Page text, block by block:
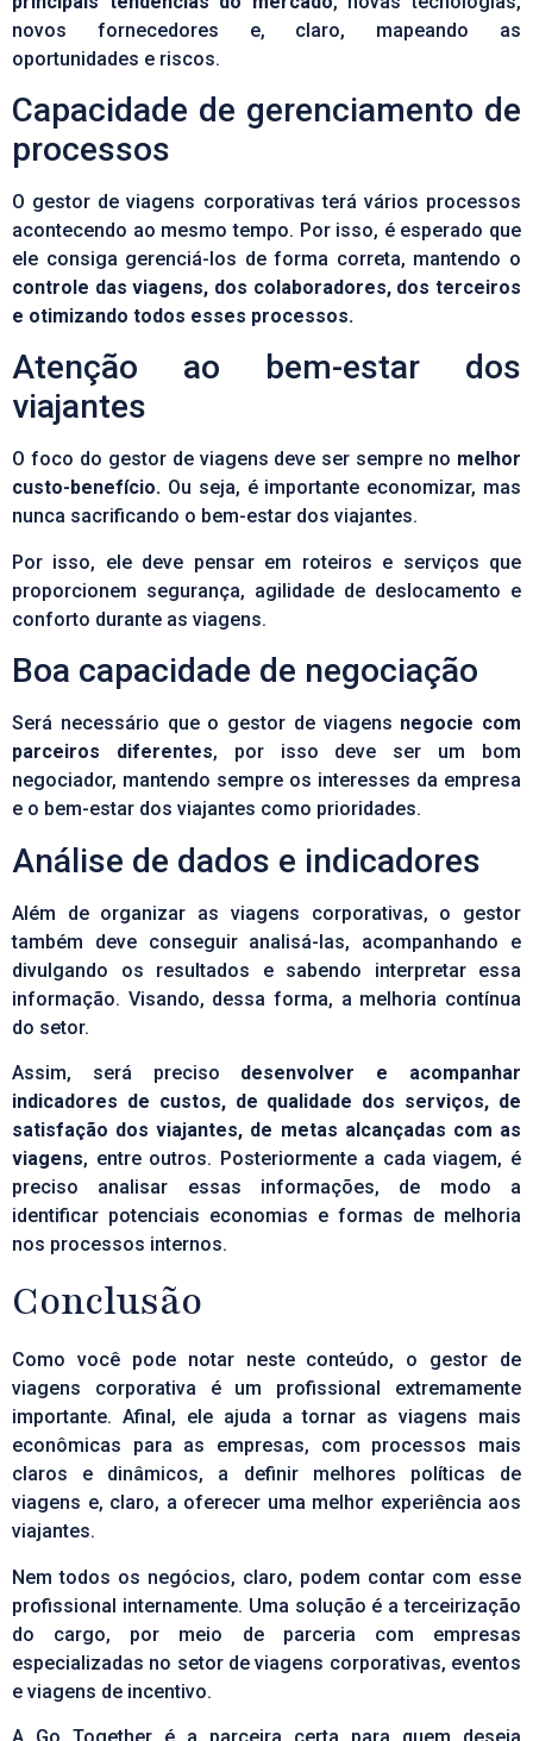
novos fornecedores e, claro, mapeando as
oportunidades e riscos.
Capacidade de gerenciamento de
processos
O gestor de viagens corporativas terá vários processos
acontecendo ao mesmo tempo. Por isso, é esperado que
ele consiga gerenciá-los de forma correta, mantendo o
controle das viagens, dos colaboradores, dos terceiros
e otimizando todos esses processos.
Atenção ao bem-estar dos
viajantes
O foco do gestor de viagens deve ser sempre no melhor
custo-benefício. Ou seja, é importante economizar, mas
nunca sacrificando o bem-estar dos viajantes.
Por isso, ele deve pensar em roteiros e serviços que
proporcionem segurança, agilidade de deslocamento e
conforto durante as viagens.
Boa capacidade de negociação
Será necessário que o gestor de viagens negocie com
parceiros diferentes, por isso deve ser um bom
negociador, mantendo sempre os interesses da empresa
e o bem-estar dos viajantes como prioridades.
Análise de dados e indicadores
Além de organizar as viagens corporativas, o gestor
também deve conseguir analisá-las, acompanhando e
divulgando os resultados e sabendo interpretar essa
informação. Visando, dessa forma, a melhoria contínua
do setor.
Assim, será preciso desenvolver e acompanhar
indicadores de custos, de qualidade dos serviços, de
satisfação dos viajantes, de metas alcançadas com as
viagens, entre outros. Posteriormente a cada viagem, é
preciso analisar essas informações, de modo a
identificar potenciais economias e formas de melhoria
nos processos internos.
Conclusão
Como você pode notar neste conteúdo, o gestor de
viagens corporativa é um profissional extremamente
importante. Afinal, ele ajuda a tornar as viagens mais
econômicas para as empresas, com processos mais
claros e dinâmicos, a definir melhores políticas de
viagens e, claro, a oferecer uma melhor experiência aos
viajantes.
Nem todos os negócios, claro, podem contar com esse
profissional internamente. Uma solução é a terceirização
do cargo, por meio de parceria com empresas
especializadas no setor de viagens corporativas, eventos
e viagens de incentivo.